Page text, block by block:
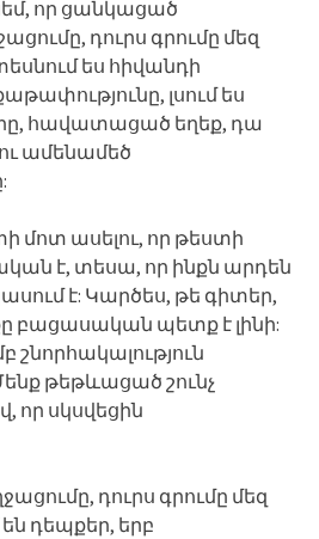
որ ցանկացած
դուրս գրումը մեզ
ես հիվանդի
լսում ես
հավատացած եղեք, դա
ամենամեծ
մոտ ասելու, որ թեստի
է, տեսա, որ ինքն արդեն
է: Կարծես, թե գիտեր,
բացասական պետք է լինի:
թեթևացած շունչ
որ սկսվեցին
դուրս գրումը մեզ
են դեպքեր, երբ